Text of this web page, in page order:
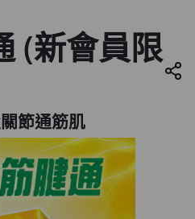
(新會員限
節通筋肌